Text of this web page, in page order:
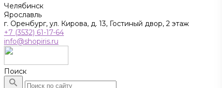
Челябинск
Ярославль
г. Оренбург, ул. Кирова, д. 13, Гостиный двор, 2 этаж
+7 (3532) 61-17-64
info@shopiris.ru
Поиск